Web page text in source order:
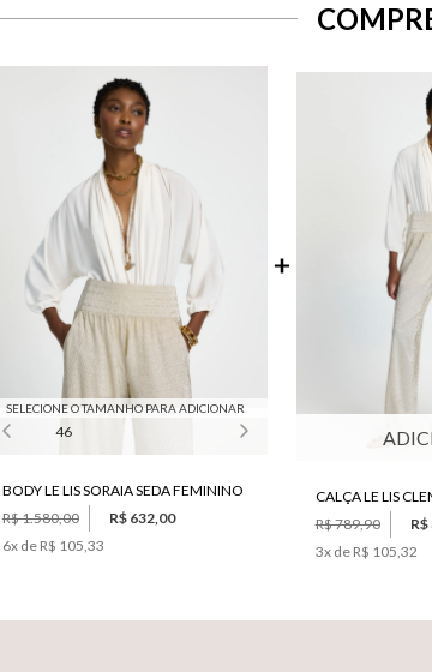
SELECIONE O TAMANHO PARA ADICIONAR
46
BODY LE LIS SORAIA SEDA FEMININO
R$ 1.580,00
R$ 632,00
6x de R$ 105,33
CALÇA LE LIS
R$ 789,90
3x de R$ 105,32